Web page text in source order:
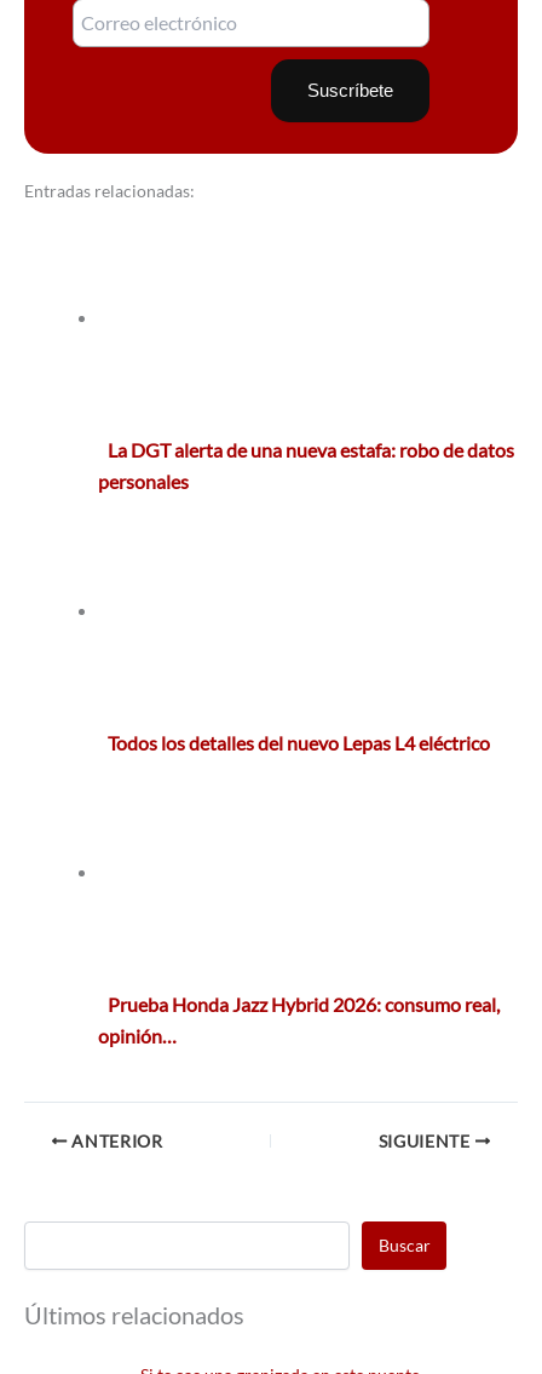
Entradas relacionadas:
La DGT alerta de una nueva estafa: robo de datos
personales
Todos los detalles del nuevo Lepas L4 eléctrico
Prueba Honda Jazz Hybrid 2026: consumo real,
opinión…
ANTERIOR SIGUIENTE
Buscar
Últimos relacionados